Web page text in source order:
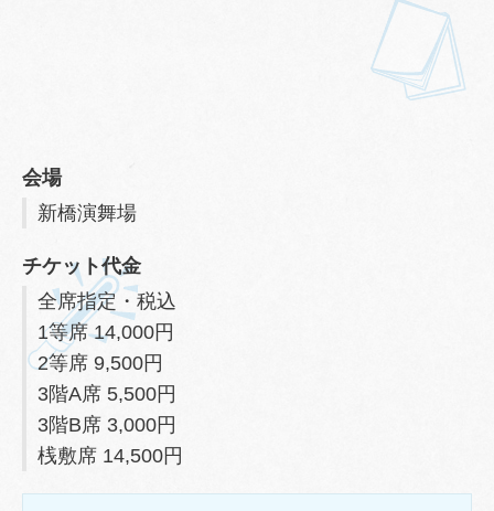
会場
新橋演舞場
チケット代金
全席指定・税込
1等席 14,000円
2等席 9,500円
3階A席 5,500円
3階B席 3,000円
桟敷席 14,500円